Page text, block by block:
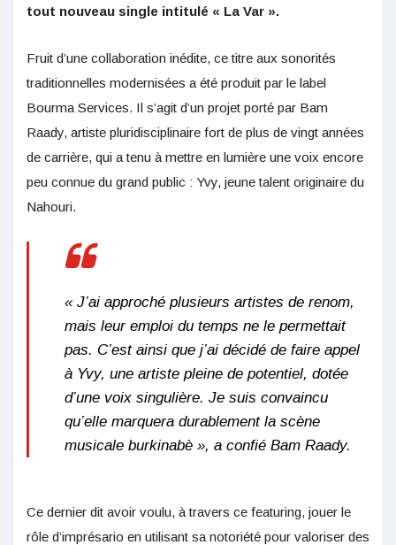
tout nouveau single intitulé « La Var ».
Fruit d’une collaboration inédite, ce titre aux sonorités
traditionnelles modernisées a été produit par le label
Bourma Services. Il s’agit d’un projet porté par Bam
Raady, artiste pluridisciplinaire fort de plus de vingt années
de carrière, qui a tenu à mettre en lumière une voix encore
peu connue du grand public : Yvy, jeune talent originaire du
Nahouri.
« J’ai approché plusieurs artistes de renom,
mais leur emploi du temps ne le permettait
pas. C’est ainsi que j’ai décidé de faire appel
à Yvy, une artiste pleine de potentiel, dotée
d’une voix singulière. Je suis convaincu
qu’elle marquera durablement la scène
musicale burkinabè », a confié Bam Raady.
Ce dernier dit avoir voulu, à travers ce featuring, jouer le
rôle d’imprésario en utilisant sa notoriété pour valoriser des